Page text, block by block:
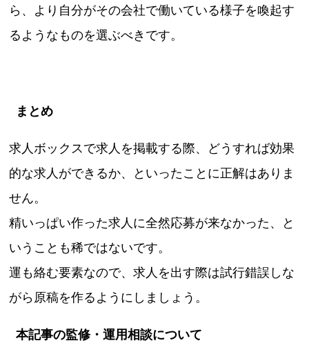
ら、より自分がその会社で働いている様子を喚起す
るようなものを選ぶべきです。
まとめ
求人ボックスで求人を掲載する際、どうすれば効果
的な求人ができるか、といったことに正解はありま
せん。
精いっぱい作った求人に全然応募が来なかった、と
いうことも稀ではないです。
運も絡む要素なので、求人を出す際は試行錯誤しな
がら原稿を作るようにしましょう。
本記事の監修・運用相談について